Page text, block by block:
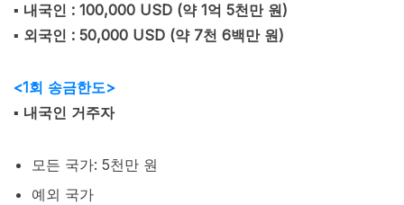
▪︎ 내국인 : 100,000 USD (약 1억 5천만 원)
▪︎ 외국인 : 50,000 USD (약 7천 6백만 원)
<1회 송금한도>
▪︎ 내국인 거주자
모든 국가: 5천만 원
예외 국가